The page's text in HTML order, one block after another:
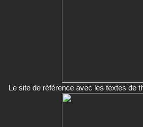
Le site de référence avec les textes de